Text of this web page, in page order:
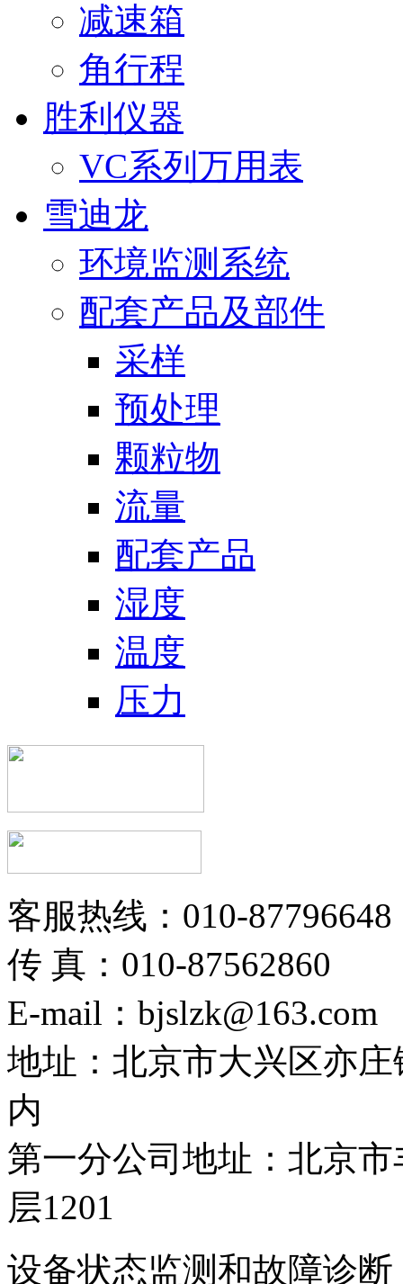
减速箱
角行程
胜利仪器
VC系列万用表
雪迪龙
环境监测系统
配套产品及部件
采样
预处理
颗粒物
流量
配套产品
湿度
温度
压力
客服热线：010-87796648
传 真：010-87562860
E-mail：bjslzk@163.com
地址：北京市大兴区亦
内
第一分公司地址：北京
层1201
设备状态监测和故障诊断